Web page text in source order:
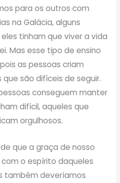
para os outros com
na Galácia, alguns
tinham que viver a vida
Mas esse tipo de ensino
as pessoas criam
são difíceis de seguir.
conseguem manter
difícil, aqueles que
orgulhosos.
que a graça de nosso
o espírito daqueles
também deveríamos